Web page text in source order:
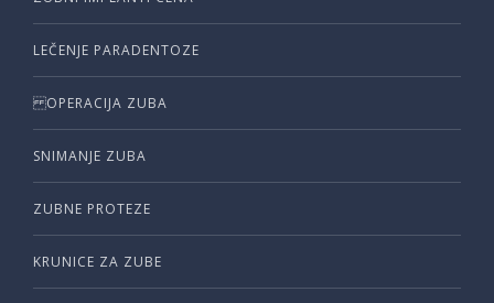
LEČENJE PARADENTOZE
OPERACIJA ZUBA
SNIMANJE ZUBA
ZUBNE PROTEZE
KRUNICE ZA ZUBE